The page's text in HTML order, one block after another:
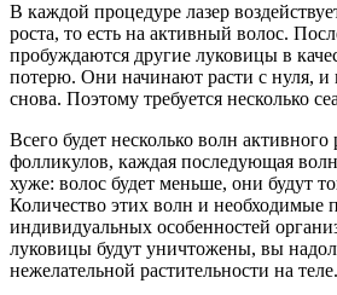
В каждой процедуре лазер
роста, то есть на активный волос.
пробуждаются другие луковицы в
потерю. Они начинают расти с нуля, и
снова. Поэтому требуется несколько
Всего будет несколько волн
фолликулов, каждая последующая
хуже: волос будет меньше, они будут
Количество этих волн и необходимые
индивидуальных особенностей
луковицы будут уничтожены, вы
нежелательной растительности на теле.